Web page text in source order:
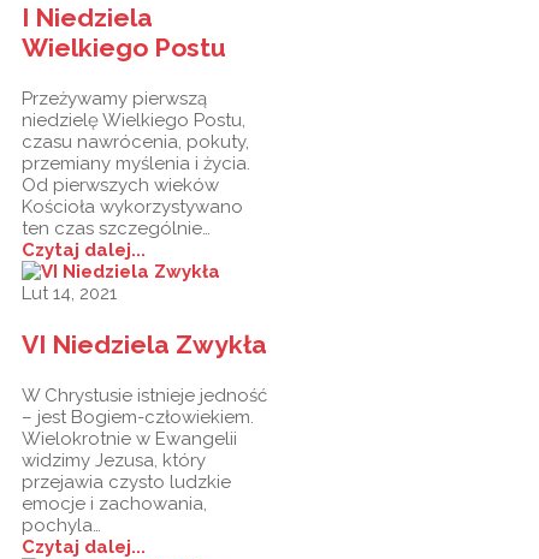
I Niedziela
Wielkiego Postu
Przeżywamy pierwszą
niedzielę Wielkiego Postu,
czasu nawrócenia, pokuty,
przemiany myślenia i życia.
Od pierwszych wieków
Kościoła wykorzystywano
ten czas szczególnie…
Czytaj dalej...
Lut 14, 2021
VI Niedziela Zwykła
W Chrystusie istnieje jedność
– jest Bogiem-człowiekiem.
Wielokrotnie w Ewangelii
widzimy Jezusa, który
przejawia czysto ludzkie
emocje i zachowania,
pochyla…
Czytaj dalej...